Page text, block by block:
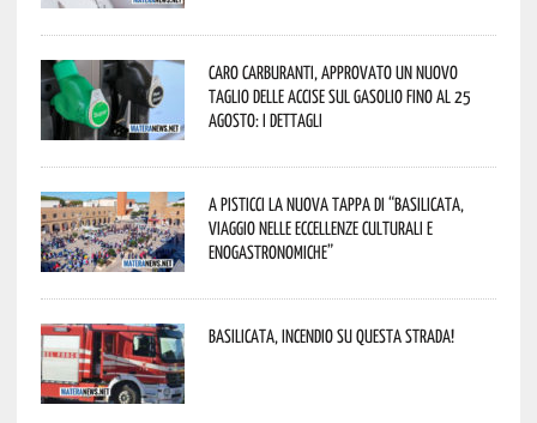
Caro carburanti, approvato un nuovo
taglio delle accise sul gasolio fino al 25
agosto: i dettagli
A Pisticci la nuova tappa di “Basilicata,
viaggio nelle eccellenze culturali e
enogastronomiche”
Basilicata, incendio su questa strada!